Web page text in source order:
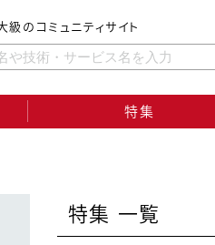
のコミュニティサイト
特集
特集 一覧